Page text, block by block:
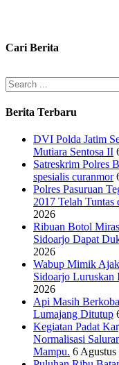
Cari Berita
Berita Terbaru
DVI Polda Jatim
Mutiara Sentosa II
Satreskrim Polres
spesialis curanmor
Polres Pasuruan
2017 Telah Tuntas
2026
Ribuan Botol
Sidoarjo Dapat
2026
Wabup Mimik
Sidoarjo Luruskan
2026
Api Masih
Lumajang Ditutup
Kegiatan Padat
Normalisasi
Mampu. 6 Agustus